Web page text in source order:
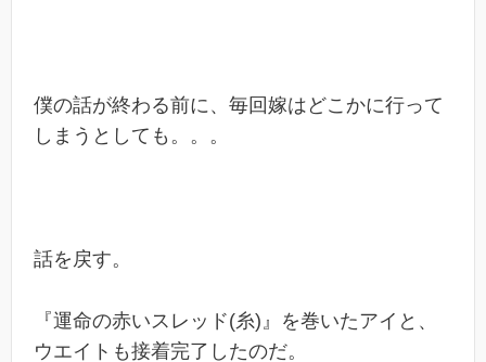
僕の話が終わる前に、毎回嫁はどこかに行って
しまうとしても。。。
話を戻す。
『運命の赤いスレッド(糸)』を巻いたアイと、
ウエイトも接着完了したのだ。